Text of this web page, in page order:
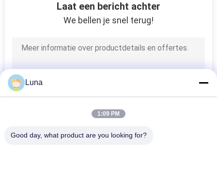
Machine
Het mobiele
Materiaal van de
Telefoontest
Laat een bericht achter
We bellen je snel terug!
Luna
1:09 PM
Good day, what product are you looking for?